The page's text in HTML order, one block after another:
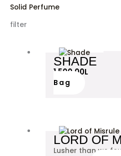
Solid Perfume
filter
SHADE
1,500.00L
Bag
LORD OF
Lusher than we